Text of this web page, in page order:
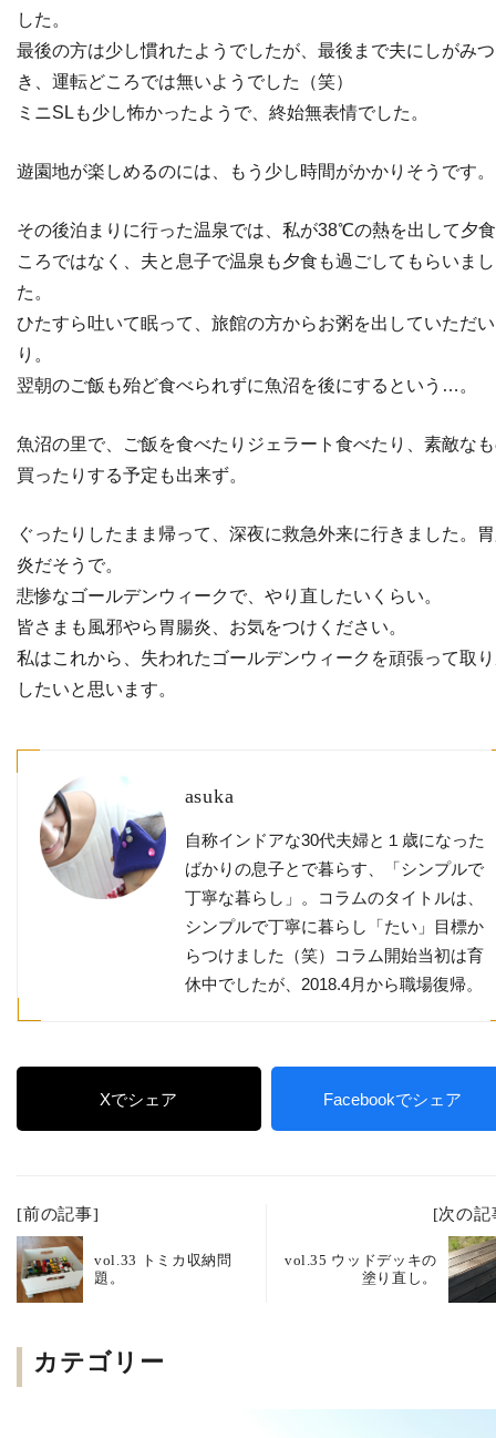
した。
最後の方は少し慣れたようでしたが、最後まで夫にしがみつ
き、運転どころでは無いようでした（笑）
ミニSLも少し怖かったようで、終始無表情でした。
遊園地が楽しめるのには、もう少し時間がかかりそうです。
その後泊まりに行った温泉では、私が38℃の熱を出して夕
ころではなく、夫と息子で温泉も夕食も過ごしてもらいまし
た。
ひたすら吐いて眠って、旅館の方からお粥を出していただ
り。
翌朝のご飯も殆ど食べられずに魚沼を後にするという…。
魚沼の里で、ご飯を食べたりジェラート食べたり、素敵な
買ったりする予定も出来ず。
ぐったりしたまま帰って、深夜に救急外来に行きました。
炎だそうで。
悲惨なゴールデンウィークで、やり直したいくらい。
皆さまも風邪やら胃腸炎、お気をつけください。
私はこれから、失われたゴールデンウィークを頑張って取
したいと思います。
asuka
自称インドアな30代夫婦と１歳になった
ばかりの息子とで暮らす、「シンプルで
丁寧な暮らし」。コラムのタイトルは、
シンプルで丁寧に暮らし「たい」目標か
らつけました（笑）コラム開始当初は育
休中でしたが、2018.4月から職場復帰。
Xでシェア Facebookでシェア
[前の記事]
vol.33 トミカ収納問
題。
[次の記
vol.35 ウッドデッキの
塗り直し。
カテゴリー